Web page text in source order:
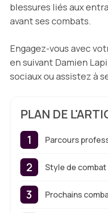
blessures liés aux
avant ses combats.
Engagez-vous avec
en suivant Damien
sociaux ou assistez à
PLAN DE
Parcours
Style de combat
Prochains